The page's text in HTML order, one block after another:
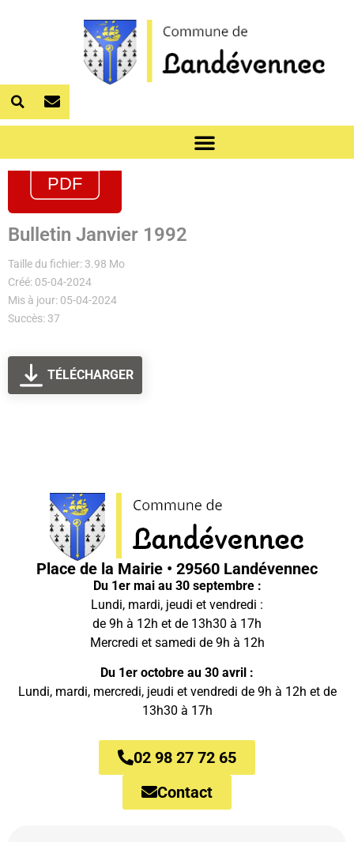
Bulletin Janvier 1992
Taille du fichier: 3.98 Mo
Créé: 05-04-2024
Mis à jour: 05-04-2024
Succès: 37
TÉLÉCHARGER
Place de la Mairie • 29560 Landévennec
Du 1er mai au 30 septembre :
Lundi, mardi, jeudi et vendredi :
de 9h à 12h et de 13h30 à 17h
Mercredi et samedi de 9h à 12h
Du 1er octobre au 30 avril :
Lundi, mardi, mercredi, jeudi et vendredi de 9h à 12h et de
13h30 à 17h
02 98 27 72 65
Contact